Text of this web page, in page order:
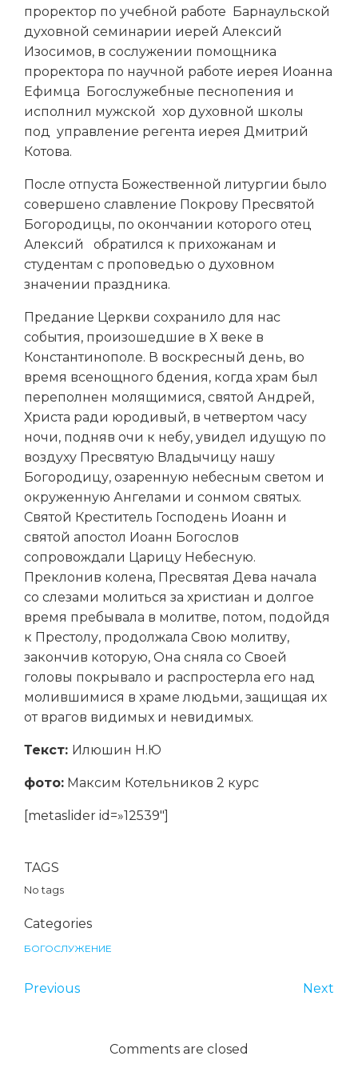
проректор по учебной работе Барнаульской
духовной семинарии иерей Алексий
Изосимов, в сослужении помощника
проректора по научной работе иерея Иоанна
Ефимца Богослужебные песнопения и
исполнил мужской хор духовной школы
под управление регента иерея Дмитрий
Котова.
После отпуста Божественной литургии было
совершено славление Покрову Пресвятой
Богородицы, по окончании которого отец
Алексий
обратился к прихожанам и
студентам с проповедью о духовном
значении праздника.
Предание Церкви сохранило для нас
события, произошедшие в Х веке в
Константинополе. В воскресный день, во
время всенощного бдения, когда храм был
переполнен молящимися, святой Андрей,
Христа ради юродивый, в четвертом часу
ночи, подняв очи к небу, увидел идущую по
воздуху Пресвятую Владычицу нашу
Богородицу, озаренную небесным светом и
окруженную Ангелами и сонмом святых.
Святой Креститель Господень Иоанн и
святой апостол Иоанн Богослов
сопровождали Царицу Небесную.
Преклонив колена, Пресвятая Дева начала
со слезами молиться за христиан и долгое
время пребывала в молитве, потом, подойдя
к Престолу, продолжала Свою молитву,
закончив которую, Она сняла со Своей
головы покрывало и распростерла его над
молившимися в храме людьми, защищая их
от врагов видимых и невидимых.
Текст: Илюшин Н.Ю
фото: Максим Котельников 2 курс
[metaslider id=»12539″]
TAGS
No tags
Categories
БОГОСЛУЖЕНИЕ
Previous Next
Comments are closed